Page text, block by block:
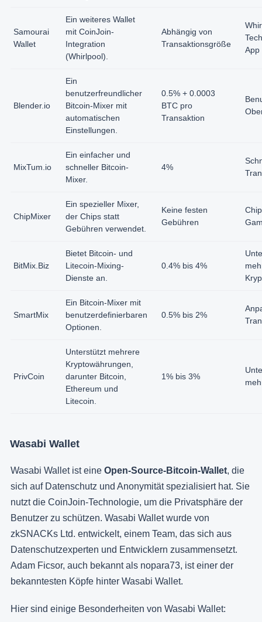
Samourai
Wallet
Ein weiteres Wallet
mit CoinJoin-
Integration
(Whirlpool).
Abhängig von
Transaktionsgröße
App
Blender.io
Ein
benutzerfreundlicher
Bitcoin-Mixer mit
automatischen
Einstellungen.
0.5% + 0.0003
BTC pro
Transaktion
MixTum.io
Ein einfacher und
schneller Bitcoin-
Mixer.
4%
ChipMixer
Ein spezieller Mixer,
der Chips statt
Gebühren verwendet.
Keine festen
Gebühren
BitMix.Biz
Bietet Bitcoin- und
Litecoin-Mixing-
Dienste an.
0.4% bis 4%
SmartMix
Ein Bitcoin-Mixer mit
benutzerdefinierbaren
Optionen.
0.5% bis 2%
PrivCoin
Unterstützt mehrere
Kryptowährungen,
darunter Bitcoin,
Ethereum und
Litecoin.
1% bis 3%
Wasabi Wallet
Wasabi Wallet ist eine Open-Source-Bitcoin-Wallet, die
sich auf Datenschutz und Anonymität spezialisiert hat. Sie
nutzt die CoinJoin-Technologie, um die Privatsphäre der
Benutzer zu schützen. Wasabi Wallet wurde von
zkSNACKs Ltd. entwickelt, einem Team, das sich aus
Datenschutzexperten und Entwicklern zusammensetzt.
Adam Ficsor, auch bekannt als nopara73, ist einer der
bekanntesten Köpfe hinter Wasabi Wallet.
Hier sind einige Besonderheiten von Wasabi Wallet: